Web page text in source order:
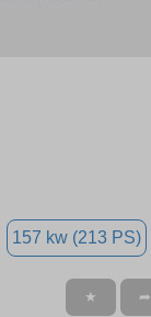
157 kw (213 PS)
★ ➦